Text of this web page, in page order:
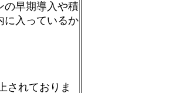
の早期導入や積
に入っているか
されておりま